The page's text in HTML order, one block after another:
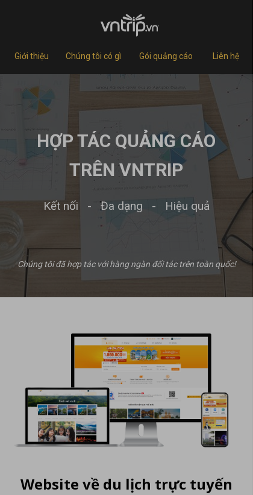
Giới thiệu Chúng tôi có gì Gói quảng cáo Liên hệ
HỢP TÁC QUẢNG CÁO
TRÊN VNTRIP
Kết nối - Đa dạng - Hiệu quả
Chúng tôi đã hợp tác với hàng ngàn đối tác trên toàn quốc!
Website về du lịch trực tuyến